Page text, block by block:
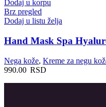
Dodaj u korpu
Brz pregled
Dodaj u listu želja
Hand Mask Spa
Nega kože, Kreme za negu
990.00 RSD